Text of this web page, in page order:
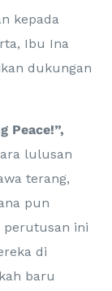
kepada
Ibu Ina
dukungan
Peace!”,
lulusan
terang,
pun
perutusan ini
di
baru